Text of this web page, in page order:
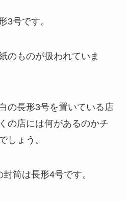
3号です。
のものが扱われていま
の長形3号を置いている店
の店には何があるのかチ
しょう。
筒は長形4号です。